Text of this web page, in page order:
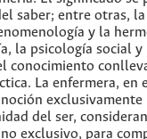
saber; entre otras,
y la
la psicología social
conocimiento
La enfermera, en
del ser,
exclusivo, para